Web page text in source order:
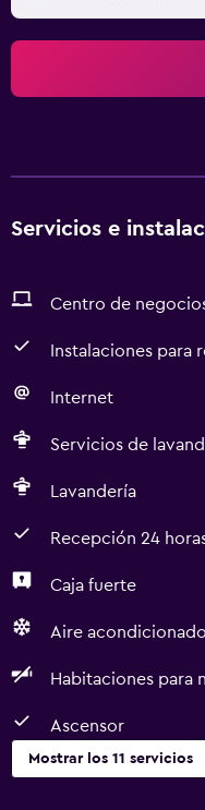
Servicios e
Centro de
Instalaciones para
Internet
Servicios de
Lavandería
Recepción 24
Caja fuerte
Aire acondicionado
Habitaciones para
Ascensor
Mostrar los 11 servicios